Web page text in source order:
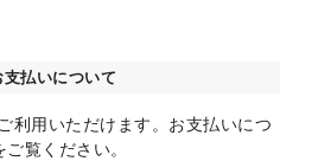
支払いについて
利用いただけます。お支払いにつ
ご覧ください。